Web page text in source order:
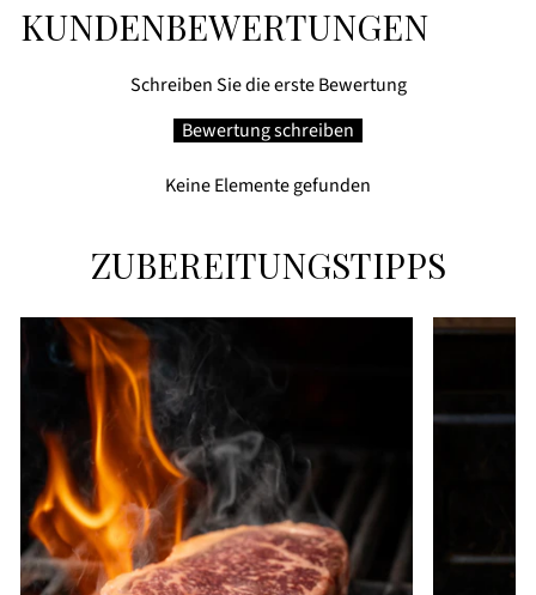
KUNDENBEWERTUNGEN
Schreiben Sie die erste Bewertung
Bewertung schreiben
Keine Elemente gefunden
ZUBEREITUNGSTIPPS